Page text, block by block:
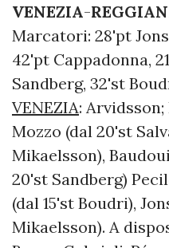
VENEZIA-
Marcatori: 28'pt
42'pt Cappadonna,
Sandberg, 32'st
VENEZIA:
Mozzo (dal 20'st
Mikaelsson),
20'st Sandberg)
(dal 15'st Boudri),
Mikaelsson). A